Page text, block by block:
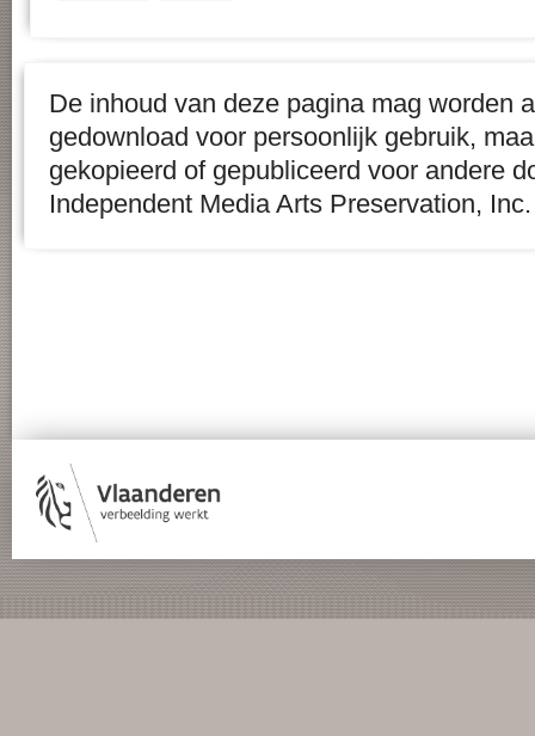
De inhoud van deze pagina mag worden
gedownload voor persoonlijk gebruik,
gekopieerd of gepubliceerd voor andere
Independent Media Arts Preservation, Inc.